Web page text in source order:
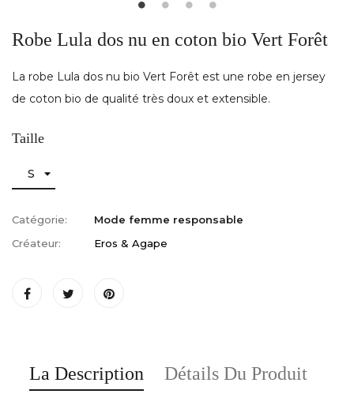
Robe Lula dos nu en coton bio Vert Forêt
La robe Lula dos nu bio Vert Forêt est une robe en jersey
de coton bio de qualité très doux et extensible.
Taille
Catégorie:
Mode femme responsable
Créateur:
Eros & Agape
La Description
Détails Du Produit